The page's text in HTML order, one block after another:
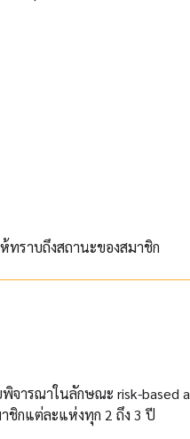
ทราบถึงสถานะของสมาชิก
จารณาในลักษณะ risk-based
ชิกแต่ละแห่งทุก 2 ถึง 3 ปี